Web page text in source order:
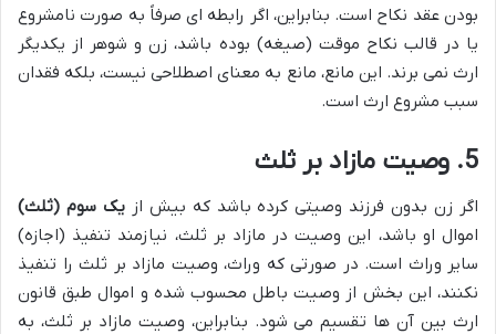
بودن عقد نکاح است. بنابراین، اگر رابطه ای صرفاً به صورت نامشروع
یا در قالب نکاح موقت (صیغه) بوده باشد، زن و شوهر از یکدیگر
ارث نمی برند. این مانع، مانع به معنای اصطلاحی نیست، بلکه فقدان
سبب مشروع ارث است.
5. وصیت مازاد بر ثلث
اگر زن بدون فرزند وصیتی کرده باشد که بیش ازیک سوم (ثلث)
اموال او باشد، این وصیت در مازاد بر ثلث، نیازمند تنفیذ (اجازه)
سایر وراث است. در صورتی که وراث، وصیت مازاد بر ثلث را تنفیذ
نکنند، این بخش از وصیت باطل محسوب شده و اموال طبق قانون
ارث بین آن ها تقسیم می شود. بنابراین، وصیت مازاد بر ثلث، به